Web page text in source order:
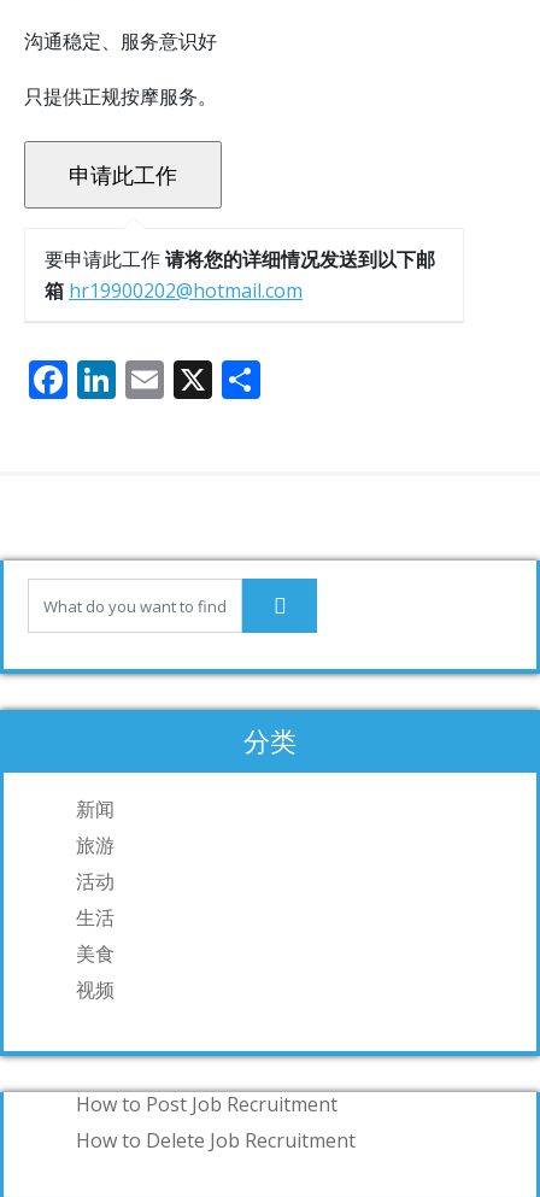
沟通稳定、服务意识好
只提供正规按摩服务。
要申请此工作请将您的详细情况发送到以下邮
箱 hr19900202@hotmail.com
F
o
k
Li
n
E X
分类
新闻
旅游
活动
生活
美食
视频
How to Post Job Recruitment
How to Delete Job Recruitment